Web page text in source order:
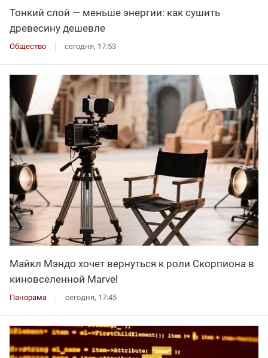
Тонкий слой — меньше энергии: как сушить
древесину дешевле
Общество сегодня, 17:53
Майкл Мэндо хочет вернуться к роли Скорпиона в
киновселенной Marvel
Панорама сегодня, 17:45